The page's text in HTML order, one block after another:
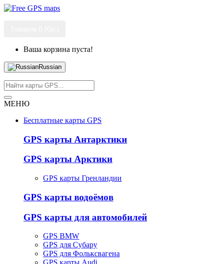
Ваша корзина пуста!
Russian
МЕНЮ
Бесплатные карты GPS
GPS карты Антарктики
GPS карты Арктики
GPS карты Гренландии
GPS карты водоёмов
GPS карты для автомобилей
GPS BMW
GPS для Субару
GPS для Фольксвагена